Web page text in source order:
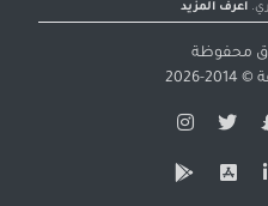
اعرف المزيد
محفوظة
© 2014-2026